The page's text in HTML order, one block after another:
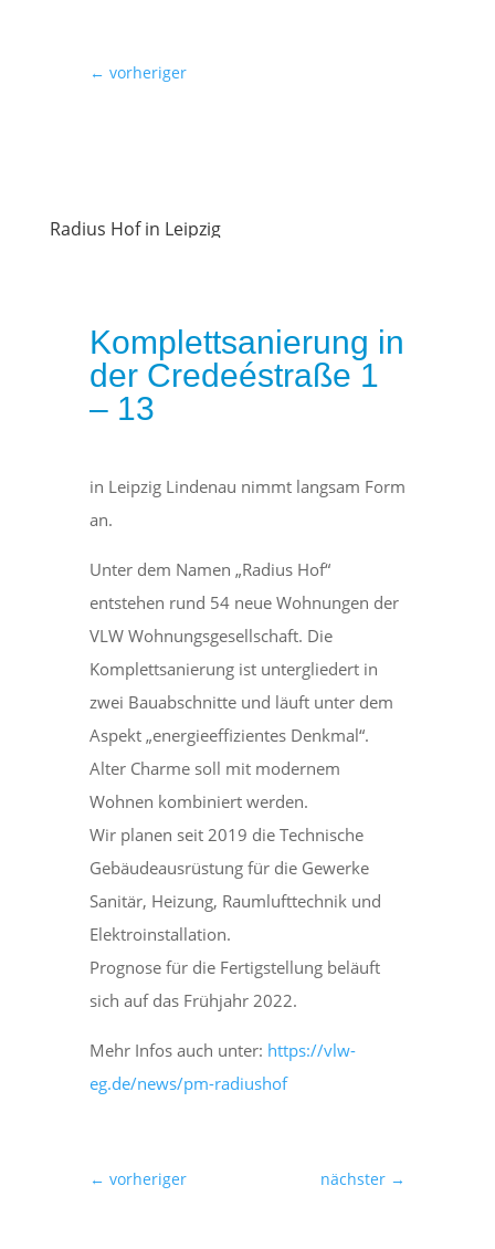
← vorheriger
Radius Hof in Leipzig
Komplettsanierung in
der Credeéstraße 1
– 13
in Leipzig Lindenau nimmt langsam Form
an.
Unter dem Namen „Radius Hof“
entstehen rund 54 neue Wohnungen der
VLW Wohnungsgesellschaft. Die
Komplettsanierung ist untergliedert in
zwei Bauabschnitte und läuft unter dem
Aspekt „energieeffizientes Denkmal“.
Alter Charme soll mit modernem
Wohnen kombiniert werden.
Wir planen seit 2019 die Technische
Gebäudeausrüstung für die Gewerke
Sanitär, Heizung, Raumlufttechnik und
Elektroinstallation.
Prognose für die Fertigstellung beläuft
sich auf das Frühjahr 2022.
Mehr Infos auch unter: https://vlw-
eg.de/news/pm-radiushof
← vorheriger nächster →